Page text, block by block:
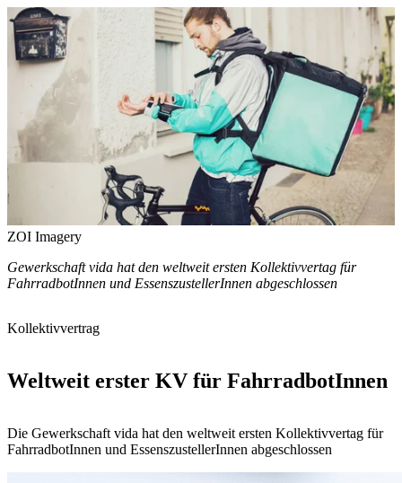
ZOI Imagery
Gewerkschaft vida hat den weltweit ersten Kollektivvertag für
FahrradbotInnen und EssenszustellerInnen abgeschlossen
Kollektivvertrag
Weltweit erster KV für FahrradbotInnen
Die Gewerkschaft vida hat den weltweit ersten Kollektivvertag für
FahrradbotInnen und EssenszustellerInnen abgeschlossen